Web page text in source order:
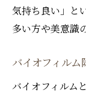
美白
歯の着
バイオ
響
気持ち良い」と
多い方や美意識
バイオフィル
バイオフィルム